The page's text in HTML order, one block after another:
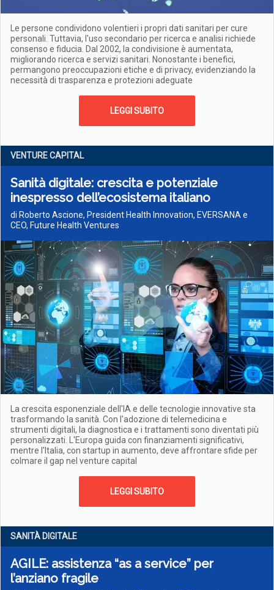
Le persone condividono volentieri i propri dati sanitari per cure
personali. Tuttavia, l'uso secondario per ricerca e analisi richiede
consenso e fiducia. Dal 2002, la condivisione è aumentata,
migliorando ricerca e servizi sanitari. Nonostante i benefici,
permangono preoccupazioni etiche e di privacy, evidenziando la
necessità di trasparenza e protezioni adeguate
LEGGI SUBITO
VENTURE CAPITAL
Sanità digitale: crescita e potenziale
inespresso dell’ecosistema italiano
di Roberto Ascione, President Health Innovation, EVERSANA e
CEO, Future Health Ventures
La crescita esponenziale dell'IA e delle tecnologie innovative sta
trasformando la sanità. Con l'adozione di telemedicina e
strumenti digitali, la diagnostica e i trattamenti sono diventati più
personalizzati. L'Europa guida con finanziamenti significativi,
mentre l'Italia, con startup in aumento, deve affrontare sfide per
colmare il gap nel venture capital
LEGGI SUBITO
SANITÀ DIGITALE
AGILE: assistenza “as a service” per
l’anziano fragile